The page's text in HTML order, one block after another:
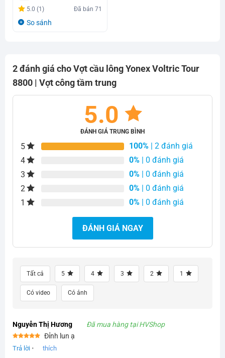
5.0 (1) Đã bán71
So sánh
2 đánh giá choVợt cầu lông Yonex Voltric Tour
8800 | Vợt công tầm trung
5.0
ĐÁNH GIÁ TRUNG BÌNH
5 100% | 2 đánh giá
4
0% | 0 đánh giá
3
0% | 0 đánh giá
2
0% | 0 đánh giá
1
0% | 0 đánh giá
ĐÁNH GIÁ NGAY
Tất cả 5 4 3 2 1
Có video Có ảnh
Nguyễn Thị Hương Đã mua hàng tại HVShop
Được xếp
hạng55
Đỉnh lun ạ
Trả lời • thích